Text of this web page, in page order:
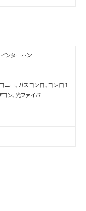
ンターホン
ー、ガスコンロ、コンロ１
コン、光ファイバー